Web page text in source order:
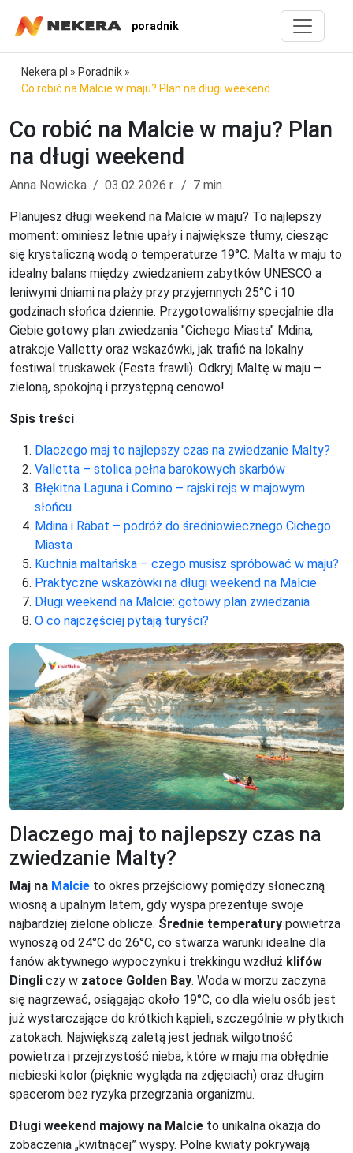
poradnik
Nekera.pl » Poradnik »
Co robić na Malcie w maju? Plan na długi weekend
Co robić na Malcie w maju? Plan
na długi weekend
Anna Nowicka 03.02.2026 r. 7 min.
Planujesz długi weekend na Malcie w maju? To najlepszy
moment: ominiesz letnie upały i największe tłumy, ciesząc
się krystaliczną wodą o temperaturze 19°C. Malta w maju to
idealny balans między zwiedzaniem zabytków UNESCO a
leniwymi dniami na plaży przy przyjemnych 25°C i 10
godzinach słońca dziennie. Przygotowaliśmy specjalnie dla
Ciebie gotowy plan zwiedzania "Cichego Miasta" Mdina,
atrakcje Valletty oraz wskazówki, jak trafić na lokalny
festiwal truskawek (Festa frawli). Odkryj Maltę w maju –
zieloną, spokojną i przystępną cenowo!
Spis treści
Dlaczego maj to najlepszy czas na zwiedzanie Malty?
Valletta – stolica pełna barokowych skarbów
Błękitna Laguna i Comino – rajski rejs w majowym
słońcu
Mdina i Rabat – podróż do średniowiecznego Cichego
Miasta
Kuchnia maltańska – czego musisz spróbować w maju?
Praktyczne wskazówki na długi weekend na Malcie
Długi weekend na Malcie: gotowy plan zwiedzania
O co najczęściej pytają turyści?
Dlaczego maj to najlepszy czas na
zwiedzanie Malty?
Maj na Malcie to okres przejściowy pomiędzy słoneczną
wiosną a upalnym latem, gdy wyspa prezentuje swoje
najbardziej zielone oblicze. Średnie temperatury powietrza
wynoszą od 24°C do 26°C, co stwarza warunki idealne dla
fanów aktywnego wypoczynku i trekkingu wzdłuż klifów
Dingli czy w zatoce Golden Bay. Woda w morzu zaczyna
się nagrzewać, osiągając około 19°C, co dla wielu osób jest
już wystarczające do krótkich kąpieli, szczególnie w płytkich
zatokach. Największą zaletą jest jednak wilgotność
powietrza i przejrzystość nieba, które w maju ma obłędnie
niebieski kolor (pięknie wygląda na zdjęciach) oraz długim
spacerom bez ryzyka przegrzania organizmu.
Długi weekend majowy na Malcie to unikalna okazja do
zobaczenia „kwitnącej” wyspy. Polne kwiaty pokrywają